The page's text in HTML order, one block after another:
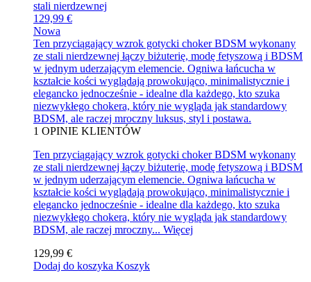
129,99 €
Nowa
Ten przyciągający wzrok gotycki choker BDSM wykonany
ze stali nierdzewnej łączy biżuterię, modę fetyszową i BDSM
w jednym uderzającym elemencie. Ogniwa łańcucha w
kształcie kości wyglądają prowokująco, minimalistycznie i
elegancko jednocześnie - idealne dla każdego, kto szuka
niezwykłego chokera, który nie wygląda jak standardowy
BDSM, ale raczej mroczny luksus, styl i postawa.
1 OPINIE KLIENTÓW
Ten przyciągający wzrok gotycki choker BDSM wykonany
ze stali nierdzewnej łączy biżuterię, modę fetyszową i BDSM
w jednym uderzającym elemencie. Ogniwa łańcucha w
kształcie kości wyglądają prowokująco, minimalistycznie i
elegancko jednocześnie - idealne dla każdego, kto szuka
niezwykłego chokera, który nie wygląda jak standardowy
BDSM, ale raczej mroczny... Więcej
129,99 €
Dodaj do koszyka Koszyk